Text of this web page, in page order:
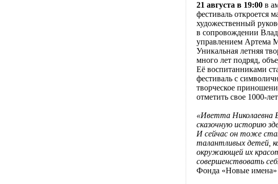
21 августа в 19:00 в
фестиваль откроется
художественный
в сопровождении
управлением Артема
Уникальная летняя
много лет подряд,
Её воспитанниками
фестиваль с
творческое
отметить свое 1000-
«Иветта Николаевна
сказочную историю
И сейчас он тоже
талантливых детей,
окружающей их
совершенствовать
Фонда «Новые имена»